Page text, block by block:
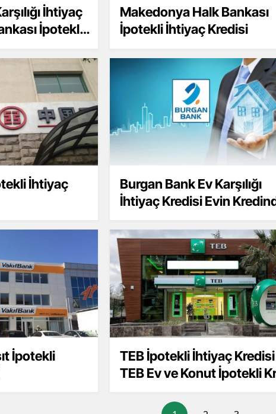
İhtiyaç
İpotekli
Makedonya Halk Bankası
İpotekli İhtiyaç Kredisi
İhtiyaç
Burgan Bank Ev Karşılığı
İhtiyaç Kredisi Evin
İpotekli
TEB İpotekli İhtiyaç Kredisi
TEB Ev ve Konut İpotekli